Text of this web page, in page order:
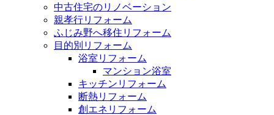
中古住宅のリノベーション
親孝行リフォーム
ふじみ野へ移住リフォーム
目的別リフォーム
浴室リフォーム
マンション浴室
キッチンリフォーム
断熱リフォーム
創エネリフォーム